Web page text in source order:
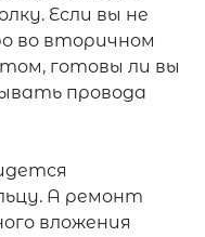
Если вы не
во вторичном
готовы ли вы
провода
А ремонт
вложения